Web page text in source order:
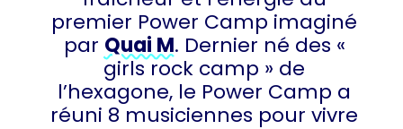
premier Power Camp imaginé
par Quai M. Dernier né des «
girls rock camp » de
l’hexagone, le Power Camp a
réuni 8 musiciennes pour vivre